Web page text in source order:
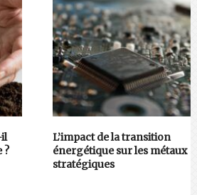
il
?
L’impact de la transition
énergétique sur les métaux
stratégiques